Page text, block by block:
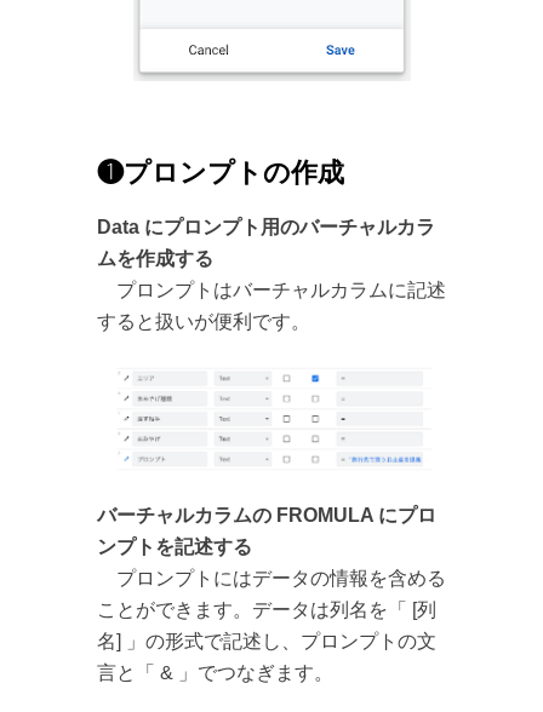
❶プロンプトの作成
Data にプロンプト用のバーチャルカラ
ムを作成する
プロンプトはバーチャルカラムに記述
すると扱いが便利です。
バーチャルカラムの FROMULA にプロ
ンプトを記述する
プロンプトにはデータの情報を含める
ことができます。データは列名を「 [列
名] 」の形式で記述し、プロンプトの文
言と「 & 」でつなぎます。